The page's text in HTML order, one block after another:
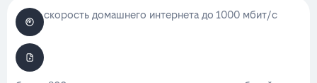
скорость домашнего интернета до 1000 мбит/с